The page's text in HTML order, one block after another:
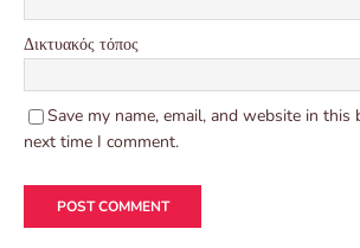
Δικτυακός τόπος
Save my name, email, and website in
next time I comment.